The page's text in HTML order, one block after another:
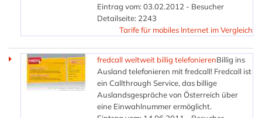
Eintrag vom: 03.02.2012 - Besucher
Detailseite: 2243
Tarife für mobiles Internet im Vergleich
fredcall weltweit billig telefonierenBillig ins
Ausland telefonieren mit fredcall! Fredcall ist
ein Callthrough Service, das billige
Auslandsgespräche von Österreich über
eine Einwahlnummer ermöglicht.